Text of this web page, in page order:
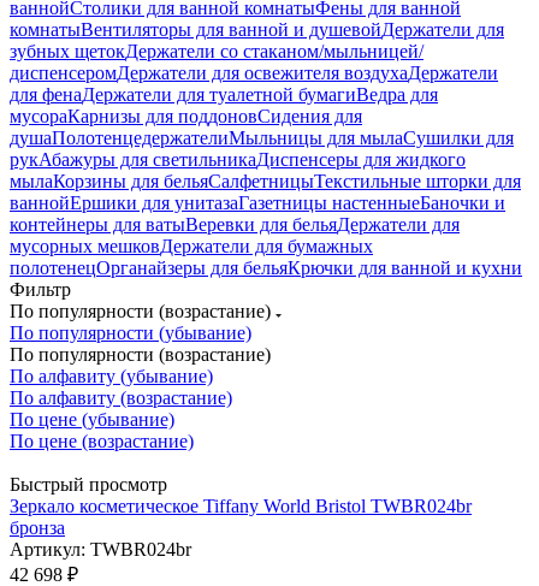
ваннойСтолики для ванной комнатыФены для ванной
комнатыВентиляторы для ванной и душевойДержатели для
зубных щетокДержатели со стаканом/мыльницей/
диспенсеромДержатели для освежителя воздухаДержатели
для фенаДержатели для туалетной бумагиВедра для
мусораКарнизы для поддоновСидения для
душаПолотенцедержателиМыльницы для мылаСушилки для
рукАбажуры для светильникаДиспенсеры для жидкого
мылаКорзины для бельяСалфетницыТекстильные шторки для
ваннойЕршики для унитазаГазетницы настенныеБаночки и
контейнеры для ватыВеревки для бельяДержатели для
мусорных мешковДержатели для бумажных
полотенецОрганайзеры для бельяКрючки для ванной и кухни
Фильтр
По популярности (возрастание)
По популярности (убывание)
По популярности (возрастание)
По алфавиту (убывание)
По алфавиту (возрастание)
По цене (убывание)
По цене (возрастание)
Быстрый просмотр
Зеркало косметическое Tiffany World Bristol TWBR024br
бронза
Артикул: TWBR024br
42 698 ₽